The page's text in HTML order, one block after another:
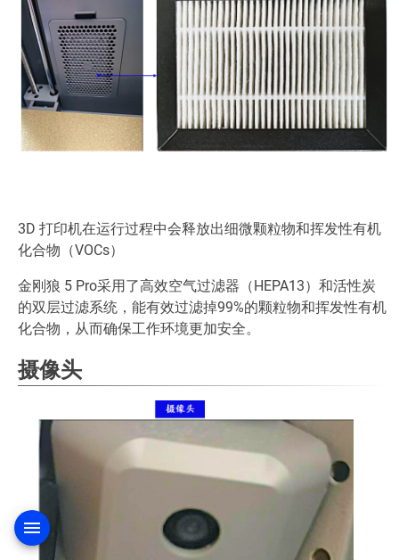
3D 打印机在运行过程中会释放出细微颗粒物和挥发性有机
化合物（VOCs）
金刚狼 5 Pro采用了高效空气过滤器（HEPA13）和活性炭
的双层过滤系统，能有效过滤掉99%的颗粒物和挥发性有机
化合物，从而确保工作环境更加安全。
摄像头